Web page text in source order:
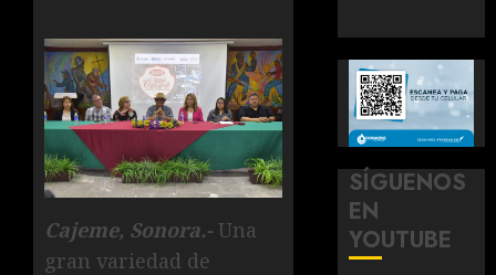
Cajeme, Sonora.- Una
gran variedad de
SÍGUENOS
EN
YOUTUBE